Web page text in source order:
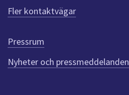
ö
r
e
n
n
a
Fler kontaktvägar
Pressrum
Nyheter och pressmeddelanden